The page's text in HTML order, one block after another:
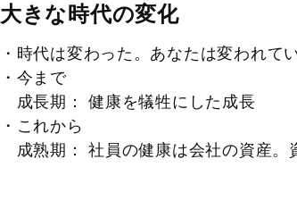
大きな時代の変化
・時代は変わった。あなたは変われて
・今まで
成長期： 健康を犠牲にした成長
・これから
成熟期： 社員の健康は会社の資産。